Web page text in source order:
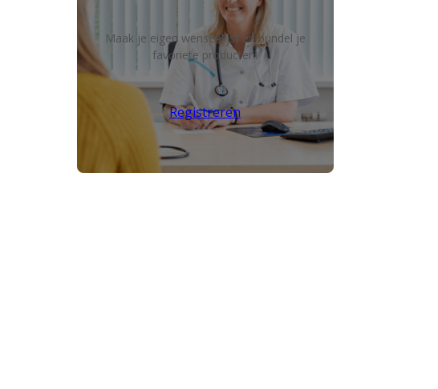
Maak je eigen wensenlijst en bundel je
favoriete producten!
Registreren